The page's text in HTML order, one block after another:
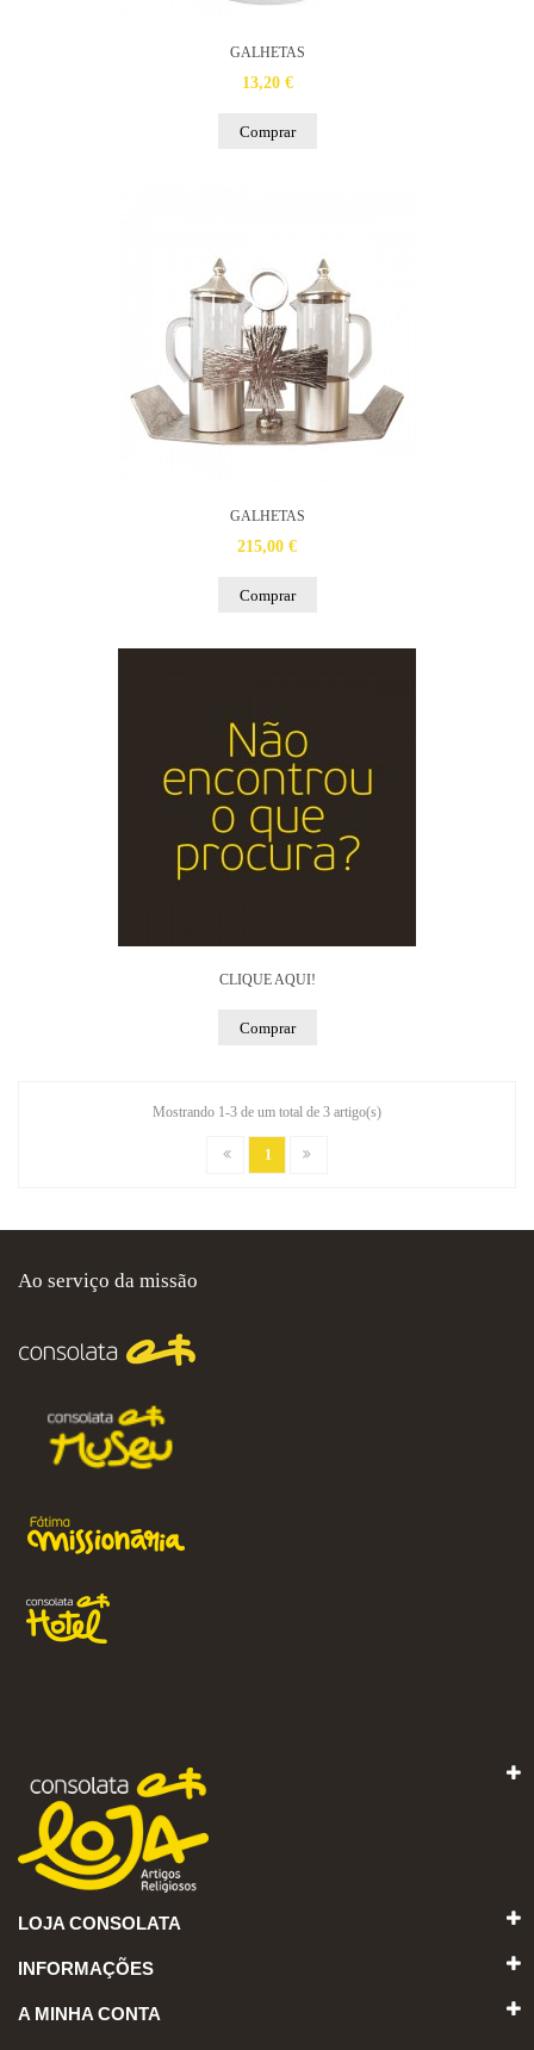
GALHETAS
13,20 €
Comprar
GALHETAS
215,00 €
Comprar
CLIQUE AQUI!
Comprar
Mostrando 1-3 de um total de 3 artigo(s)
1
Ao serviço da missão
LOJA CONSOLATA
INFORMAÇÕES
A MINHA CONTA